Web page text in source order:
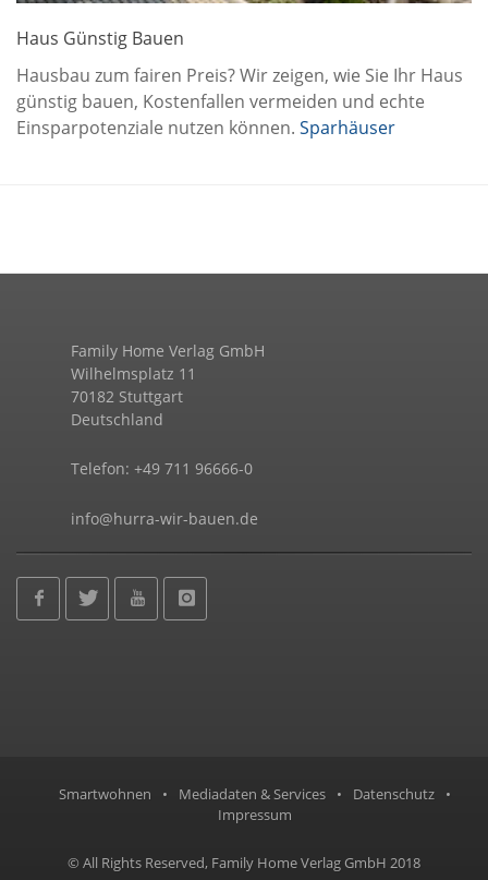
Haus Günstig Bauen
Hausbau zum fairen Preis? Wir zeigen, wie Sie Ihr Haus
günstig bauen, Kostenfallen vermeiden und echte
Einsparpotenziale nutzen können. Sparhäuser
Family Home Verlag GmbH
Wilhelmsplatz 11
70182 Stuttgart
Deutschland
Telefon: +49 711 96666-0
info@hurra-wir-bauen.de
Smartwohnen • Mediadaten & Services • Datenschutz
•
Impressum
© All Rights Reserved, Family Home Verlag GmbH 2018